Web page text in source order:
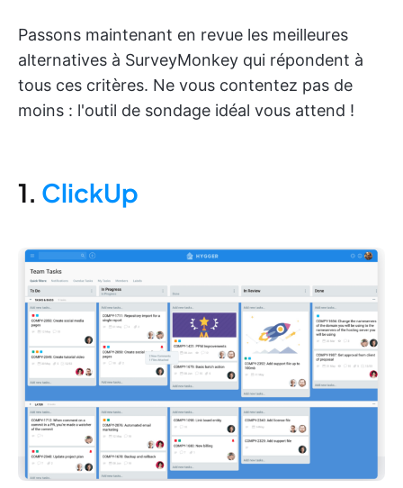
Passons maintenant en revue les meilleures
alternatives à SurveyMonkey qui répondent à
tous ces critères. Ne vous contentez pas de
moins : l'outil de sondage idéal vous attend !
1. ClickUp